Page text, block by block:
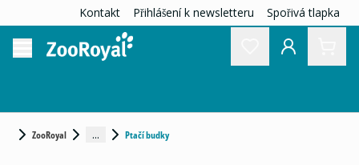
Kontakt Přihlášení k newsletteru Spořivá tlapka
ZooRoyal ... Ptačí budky